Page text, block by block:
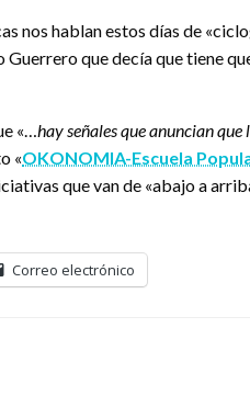
nos hablan estos días de
que decía que tiene
«…hay señales que anuncian que
«OKONOMIA-Escuela
que van de «abajo a
Correo electrónico